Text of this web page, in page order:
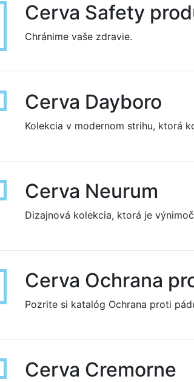
Cerva Safety
Chránime vaše zdravie.
Cerva Dayboro
Kolekcia v modernom strihu, ktorá
Cerva Neurum
Dizajnová kolekcia, ktorá je
Cerva Ochrana
Pozrite si katalóg Ochrana proti
Cerva Cremorne